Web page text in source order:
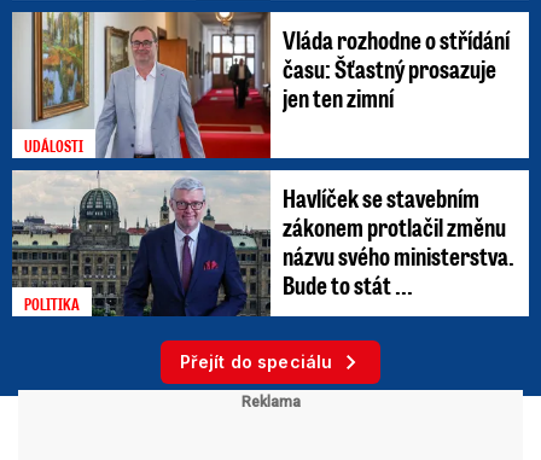
UDÁLOSTI
Vláda rozhodne o střídání
času: Šťastný prosazuje
jen ten zimní
POLITIKA
Havlíček se stavebním
zákonem protlačil změnu
názvu svého ministerstva.
Bude to stát ...
Přejít do speciálu